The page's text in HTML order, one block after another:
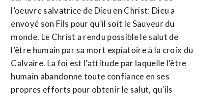
l’oeuvre salvatrice de Dieu en Christ: Dieu a
envoyé son Fils pour qu’il soit le Sauveur du
monde. Le Christ a rendu possible le salut de
l’être humain par sa mort expiatoire à la croix du
Calvaire. La foi est l’attitude par laquelle l’être
humain abandonne toute confiance en ses
propres efforts pour obtenir le salut, qu’ils